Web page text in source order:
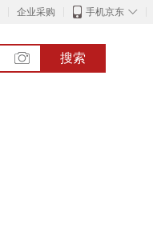
企业采购 ◇
手机京东
搜索